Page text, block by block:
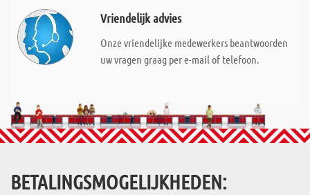
Vriendelijk advies
Onze vriendelijke medewerkers beantwoorden
uw vragen graag per e-mail of telefoon.
BETALINGSMOGELIJKHEDEN: